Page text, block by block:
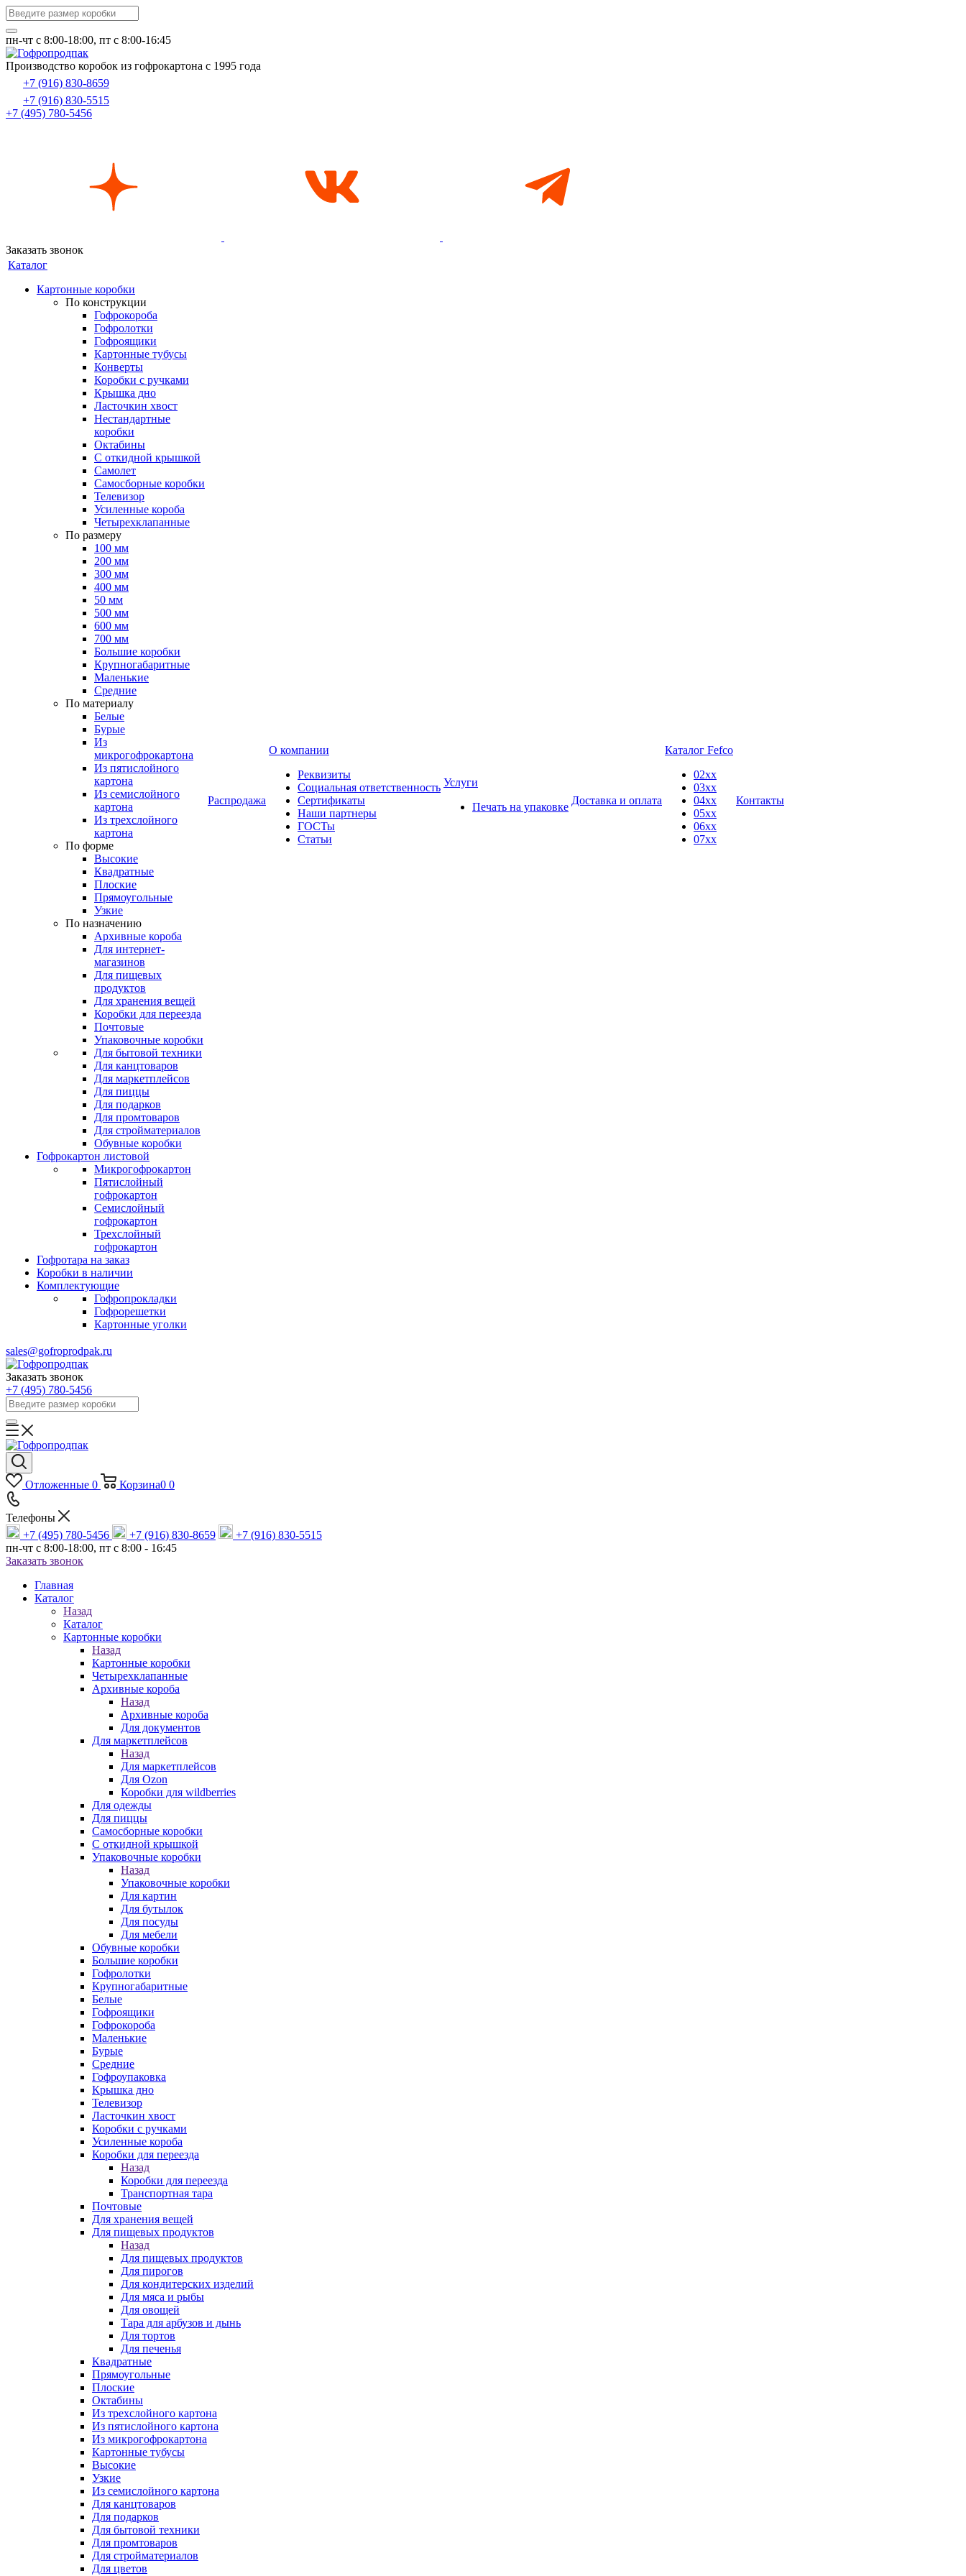
пн-чт c 8:00-18:00, пт с 8:00-16:45
Производство коробок из гофрокартона с 1995 года
+7 (916) 830-8659
+7 (916) 830-5515
+7 (495) 780-5456
Заказать звонок
Каталог
Картонные коробки
По конструкции
Гофрокороба
Гофролотки
Гофроящики
Картонные тубусы
Конверты
Коробки с ручками
Крышка дно
Ласточкин хвост
Нестандартные
коробки
Октабины
С откидной крышкой
Самолет
Самосборные коробки
Телевизор
Усиленные короба
Четырехклапанные
По размеру
100 мм
200 мм
300 мм
400 мм
50 мм
500 мм
600 мм
700 мм
Большие коробки
Крупногабаритные
Маленькие
Средние
По материалу
Белые
Бурые
Из
микрогофрокартона
Из пятислойного
картона
Из семислойного
картона
Из трехслойного
картона
По форме
Высокие
Квадратные
Плоские
Прямоугольные
Узкие
По назначению
Архивные короба
Для интернет-
магазинов
Для пищевых
продуктов
Для хранения вещей
Коробки для переезда
Почтовые
Упаковочные коробки
Для бытовой техники
Для канцтоваров
Для маркетплейсов
Для пиццы
Для подарков
Для промтоваров
Для стройматериалов
Обувные коробки
Гофрокартон листовой
Микрогофрокартон
Пятислойный
гофрокартон
Семислойный
гофрокартон
Трехслойный
гофрокартон
Гофротара на заказ
Коробки в наличии
Комплектующие
Гофропрокладки
Гофрорешетки
Картонные уголки
Распродажа
О компании
Реквизиты
Социальная ответственность
Сертификаты
Наши партнеры
ГОСТы
Статьи
Услуги
Печать на упаковке
Доставка и оплата
Каталог Fefco
02xx
03xx
04xx
05xx
06xx
07xx
Контакты
sales@gofroprodpak.ru
Заказать звонок
+7 (495) 780-5456
Отложенные 0 Корзина0 0
Телефоны
+7 (495) 780-5456
+7 (916) 830-8659
+7 (916) 830-5515
пн-чт c 8:00-18:00, пт с 8:00 - 16:45
Заказать звонок
Главная
Каталог
Назад
Каталог
Картонные коробки
Назад
Картонные коробки
Четырехклапанные
Архивные короба
Назад
Архивные короба
Для документов
Для маркетплейсов
Назад
Для маркетплейсов
Для Ozon
Коробки для wildberries
Для одежды
Для пиццы
Самосборные коробки
С откидной крышкой
Упаковочные коробки
Назад
Упаковочные коробки
Для картин
Для бутылок
Для посуды
Для мебели
Обувные коробки
Большие коробки
Гофролотки
Крупногабаритные
Белые
Гофроящики
Гофрокороба
Маленькие
Бурые
Средние
Гофроупаковка
Крышка дно
Телевизор
Ласточкин хвост
Коробки с ручками
Усиленные короба
Коробки для переезда
Назад
Коробки для переезда
Транспортная тара
Почтовые
Для хранения вещей
Для пищевых продуктов
Назад
Для пищевых продуктов
Для пирогов
Для кондитерских изделий
Для мяса и рыбы
Для овощей
Тара для арбузов и дынь
Для тортов
Для печенья
Квадратные
Прямоугольные
Плоские
Октабины
Из трехслойного картона
Из пятислойного картона
Из микрогофрокартона
Картонные тубусы
Высокие
Узкие
Из семислойного картона
Для канцтоваров
Для подарков
Для бытовой техники
Для промтоваров
Для стройматериалов
Для цветов